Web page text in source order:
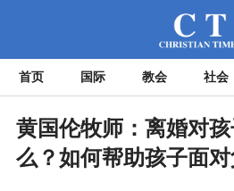
首页 国际 教会 社会
黄国伦牧师：离婚对
么？如何帮助孩子面